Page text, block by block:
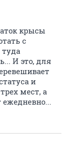
крысы
с
И это, для
и
мест, а